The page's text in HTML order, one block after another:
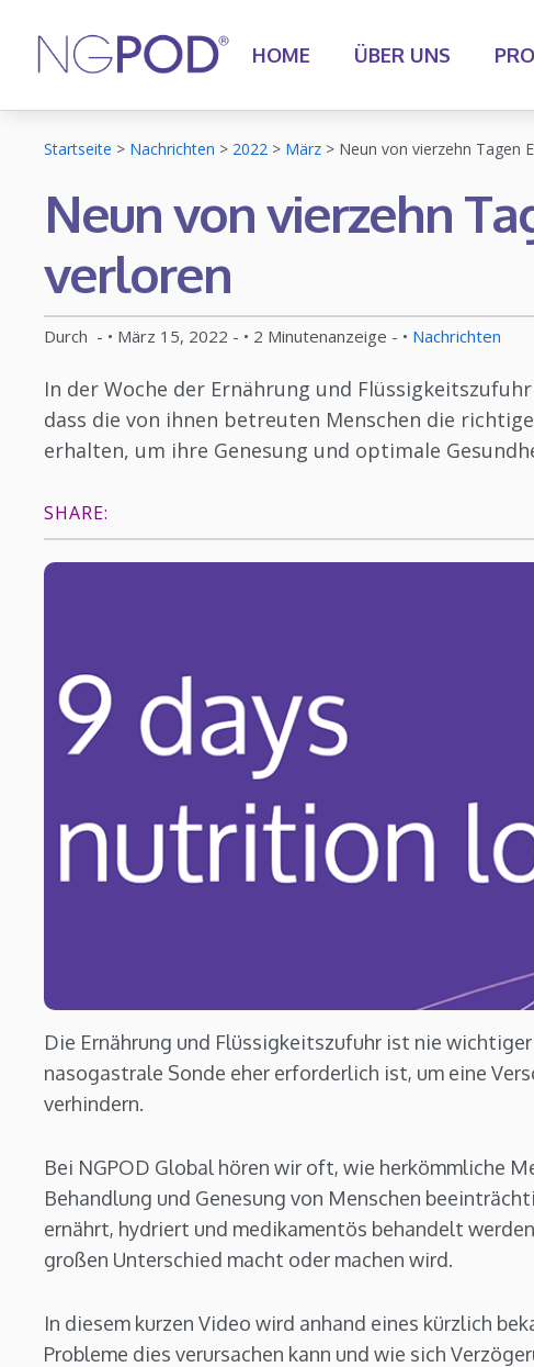
HOME ÜBER UNS
Startseite > Nachrichten > 2022 > März > Neun von vierzehn Tagen
Neun von vierzehn
verloren
Durch - • März 15, 2022 - • 2 Minutenanzeige - • Nachrichten
In der Woche der Ernährung und
dass die von ihnen betreuten Menschen die
erhalten, um ihre Genesung und optimale
SHARE:
Die Ernährung und Flüssigkeitszufuhr ist nie
nasogastrale Sonde eher erforderlich ist, um eine
verhindern.
Bei NGPOD Global hören wir oft, wie herkömmliche
Behandlung und Genesung von Menschen
ernährt, hydriert und medikamentös behandelt
großen Unterschied macht oder machen wird.
In diesem kurzen Video wird anhand eines kürzlich
Probleme dies verursachen kann und wie sich